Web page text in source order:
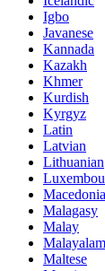
Igbo
Javanese
Kannada
Kazakh
Khmer
Kurdish
Kyrgyz
Latin
Latvian
Lithuanian
Malagasy
Malay
Malayalam
Maltese